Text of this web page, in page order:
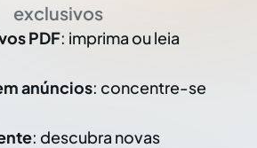
exclusivos
PDF: imprima ou leia
anúncios: concentre-se
: descubra novas